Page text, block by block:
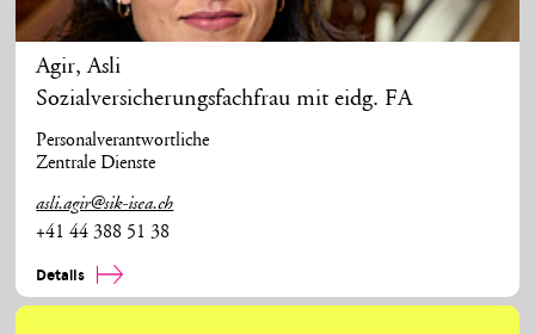
Agir,Asli
Sozialversicherungsfachfrau mit eidg. FA
Personalverantwortliche
Zentrale Dienste
asli.agir@sik-isea.ch
+41 44 388 51 38
Details